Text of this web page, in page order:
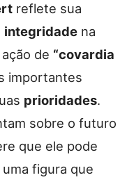
reflete sua
integridade na
de “covardia
importantes
prioridades.
sobre o futuro
que ele pode
uma figura que